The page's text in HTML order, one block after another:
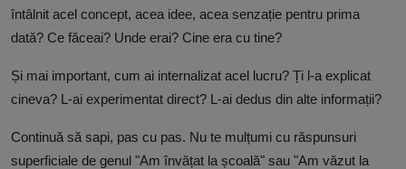
întâlnit acel concept, acea idee, acea senzație pentru prima
dată? Ce făceai? Unde erai? Cine era cu tine?
Și mai important, cum ai internalizat acel lucru? Ți l-a explicat
cineva? L-ai experimentat direct? L-ai dedus din alte informații?
Continuă să sapi, pas cu pas. Nu te mulțumi cu răspunsuri
superficiale de genul "Am învățat la școală" sau "Am văzut la